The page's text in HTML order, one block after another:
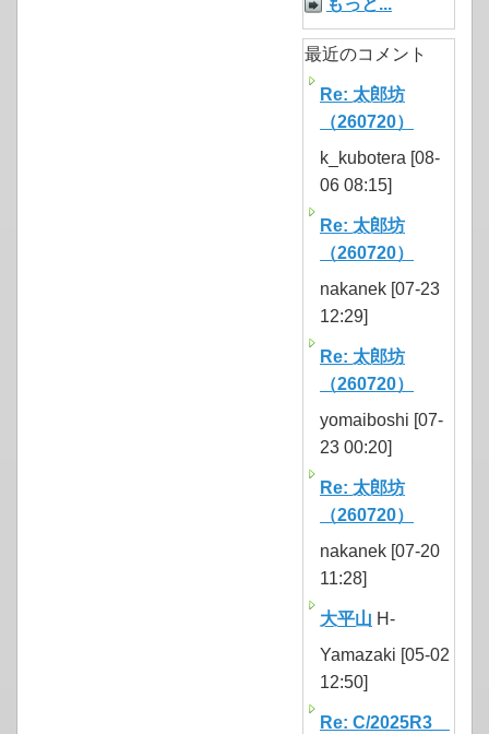
もっと...
最近のコメント
Re: 太郎坊
（260720）
k_kubotera [08-
06 08:15]
Re: 太郎坊
（260720）
nakanek [07-23
12:29]
Re: 太郎坊
（260720）
yomaiboshi [07-
23 00:20]
Re: 太郎坊
（260720）
nakanek [07-20
11:28]
大平山 H-
Yamazaki [05-02
12:50]
Re: C/2025R3